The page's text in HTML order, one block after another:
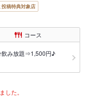
投稿特典対象店
コース
飲み放題⇒1,500円♪
した。